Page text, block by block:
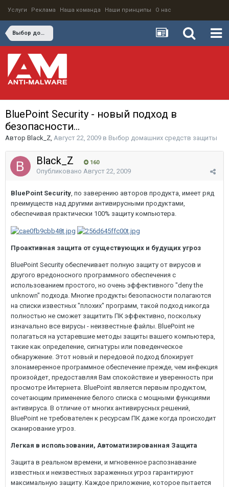
Услуги Реклама Наша команда Наши принципы О нас
Выбор домашних средств защиты
BluePoint Security - новый подход в
безопасности...
Автор Black_Z, Август 22, 2009 в Выбор домашних средств защиты
Black_Z 160
Опубликовано Август 22, 2009
BluePoint Security, по заверению авторов продукта, имеет ряд
преимуществ над другими антивирусными продуктами,
обеспечивая практически 100% защиту компьютера.
Проактивная защита от существующих и будущих угроз
BluePoint Security обеспечивает полную защиту от вирусов и
другого вредоносного программного обеспечения с
использованием простого, но очень эффективного "deny the
unknown" подхода. Многие продукты безопасности полагаются
на списки известных "плохих" программ, такой подход никогда
полностью не сможет защитить ПК эффективно, поскольку
изначально все вирусы - неизвестные файлы. BluePoint не
полагаться на устаревшие методы защиты вашего компьютера,
такие как определение, сигнатуры или поведенческое
обнаружение. Этот новый и передовой подход блокирует
злонамеренное программное обеспечение прежде, чем инфекция
произойдет, предоставляя Вам спокойствие и уверенность при
просмотре Интернета. BluePoint является первым продуктом,
сочетающим применение белого списка с мощными функциями
антивируса. В отличие от многих антивирусных решений,
BluePoint не требователен к ресурсам ПК даже когда происходит
сканирование угроз.
Легкая в использовании, Автоматизированная Защита
Защита в реальном времени, и мгновенное распознавание
известных и неизвестных зараженных угроз гарантируют
максимальную защиту. Каждое приложение, которое пытается